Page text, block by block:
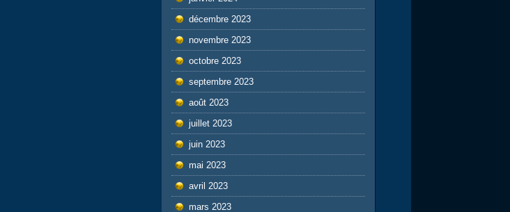
décembre 2023
novembre 2023
octobre 2023
septembre 2023
août 2023
juillet 2023
juin 2023
mai 2023
avril 2023
mars 2023